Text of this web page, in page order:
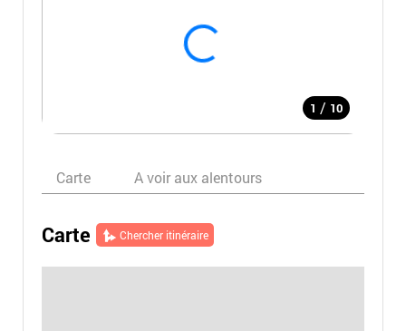
1 / 10
Carte A voir aux alentours
Carte Chercher itinéraire